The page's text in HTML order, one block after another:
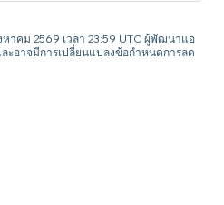
าคม 2569 เวลา 23:59 UTC ผู้พัฒนาแอ
ะอาจมีการเปลี่ยนแปลงข้อกำหนดการลด